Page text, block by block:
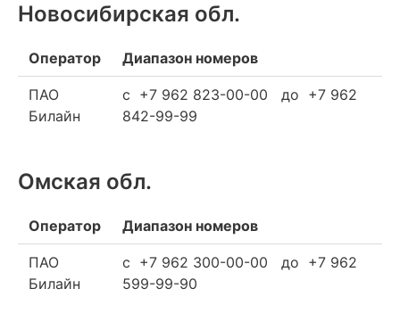
Новосибирская обл.
Оператор Диапазон номеров
ПАО
Билайн
c +7 962 823-00-00 до +7 962
842-99-99
Омская обл.
Оператор Диапазон номеров
ПАО
Билайн
c +7 962 300-00-00 до +7 962
599-99-90